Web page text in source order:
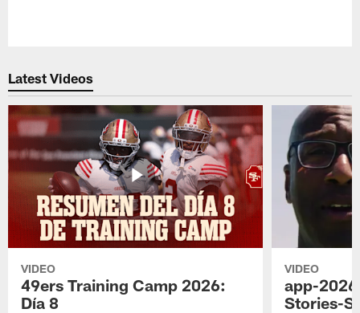
Latest Videos
VIDEO
49ers Training Camp 2026:
Día 8
VIDEO
app-
Stories-